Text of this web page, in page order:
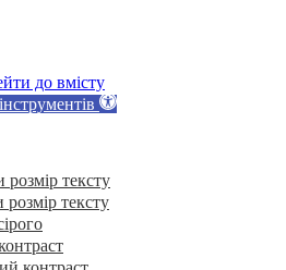
до вмісту
розмір тексту
тексту